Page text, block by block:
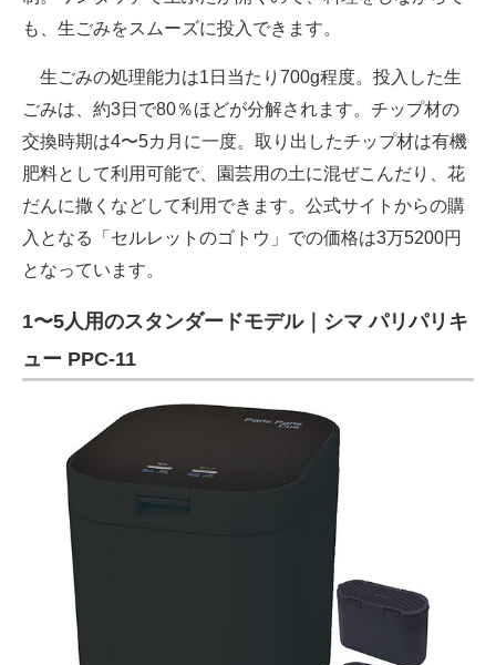
も、生ごみをスムーズに投入できます。
生ごみの処理能力は1日当たり700g程度。投入した生
ごみは、約3日で80％ほどが分解されます。チップ材の
交換時期は4〜5カ月に一度。取り出したチップ材は有機
肥料として利用可能で、園芸用の土に混ぜこんだり、花
だんに撒くなどして利用できます。公式サイトからの購
入となる「セルレットのゴトウ」での価格は3万5200円
となっています。
1〜5人用のスタンダードモデル｜シマ パリパリキ
ュー PPC-11